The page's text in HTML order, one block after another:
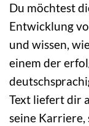
Du möchtest
Entwicklung
und wissen,
einem der
Text liefert dir
seine Karriere,